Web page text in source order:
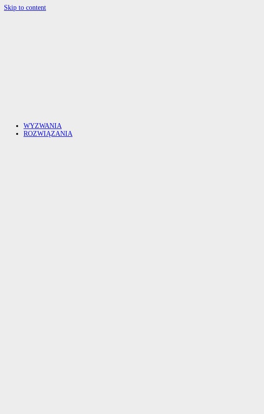
Skip to content
WYZWANIA
ROZWIĄZANIA